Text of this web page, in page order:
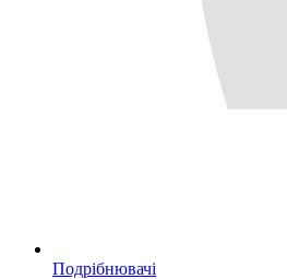
Подрібнювачі